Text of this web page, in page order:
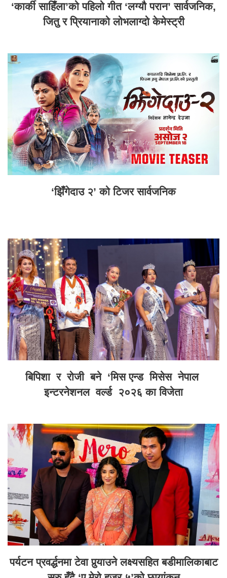
‘कार्की साहिँला’को पहिलो गीत ‘लग्यौ परान’ सार्वजनिक,
जितु र प्रियानाको लोभलाग्दो केमेस्ट्री
‘झिँगेदाउ २’ को टिजर सार्वजनिक
बिपिशा र रोजी बने ‘मिस एन्ड मिसेस नेपाल
इन्टरनेशनल वर्ल्ड २०२६ का विजेता
पर्यटन प्रवर्द्धनमा टेवा पुर्‍याउने लक्ष्यसहित बडीमालिकाबाट